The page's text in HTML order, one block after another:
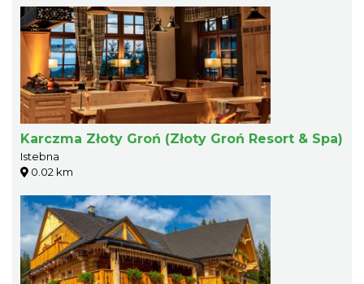
Karczma Złoty Groń (Złoty Groń Resort & Spa)
Istebna
0.02 km